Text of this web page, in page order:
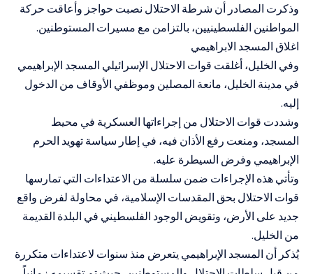
وذكرت المصادر أن شرطة الاحتلال نصبت حواجز وأعاقت حركة
المواطنين الفلسطينيين، بالتزامن مع مسيرات المستوطنين.
اغلاق المسجد الابراهيمي
وفي الخليل، أغلقت قوات الاحتلال الإسرائيلي المسجد الإبراهيمي
في مدينة الخليل، مانعة المصلين وموظفي الأوقاف من الدخول
إليه.
وشددت قوات الاحتلال من إجراءاتها العسكرية في محيط
المسجد، ومنعت رفع الأذان فيه، في إطار سياسة تهويد الحرم
الإبراهيمي وفرض السيطرة عليه.
وتأتي هذه الإجراءات ضمن سلسلة من الاعتداءات التي تمارسها
قوات الاحتلال بحق المقدسات الإسلامية، في محاولة لفرض واقع
جديد على الأرض، وتقويض الوجود الفلسطيني في البلدة القديمة
من الخليل.
يُذكر أن المسجد الإبراهيمي يتعرض منذ سنوات لاعتداءات متكررة